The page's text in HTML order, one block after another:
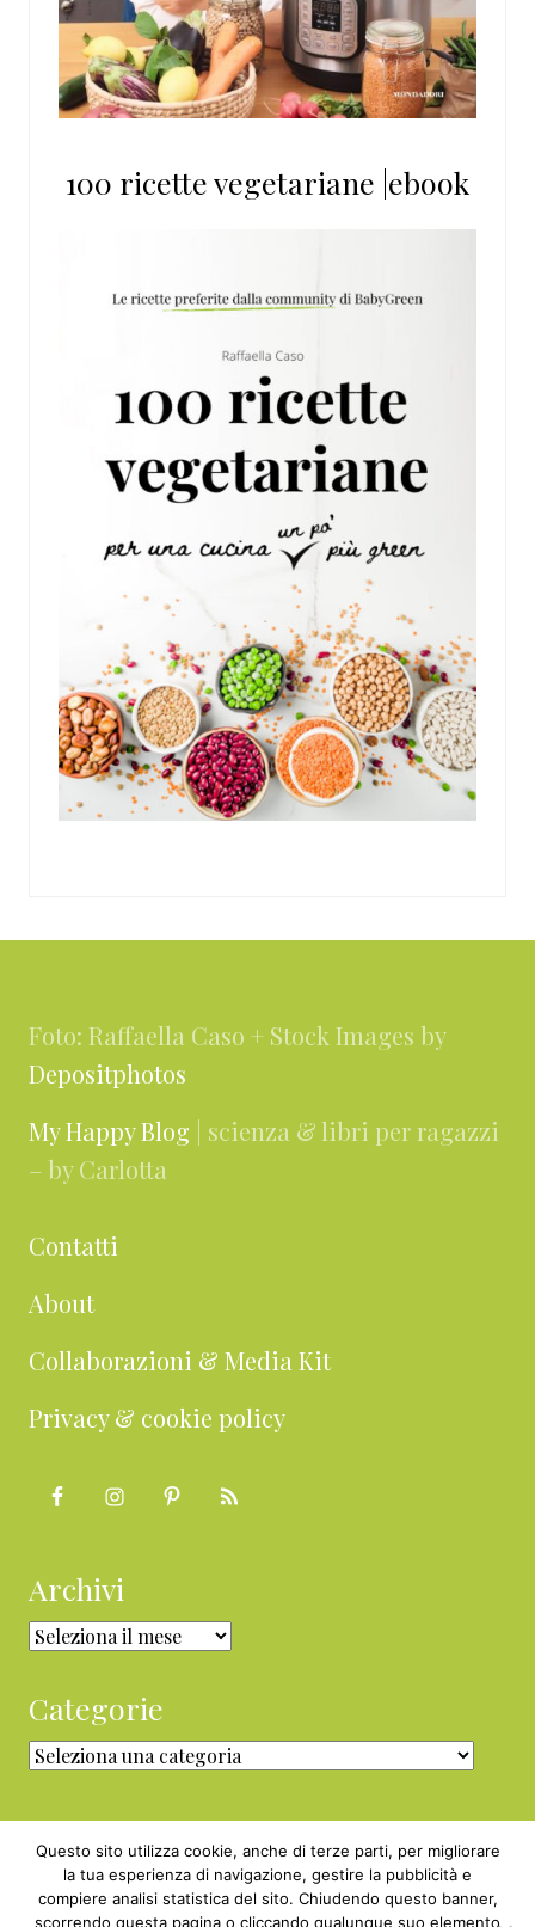
100 ricette vegetariane |ebook
Foto: Raffaella Caso + Stock Images by
Depositphotos
My Happy Blog | scienza & libri per ragazzi
– by Carlotta
Contatti
About
Collaborazioni & Media Kit
Privacy & cookie policy
Archivi
Archivi
Categorie
Categorie
Copyright © 2010 - 2026 BabyGreen™ ·
Questo sito utilizza cookie, anche di terze parti, per migliorare
la tua esperienza di navigazione, gestire la pubblicità e
compiere analisi statistica del sito. Chiudendo questo banner,
scorrendo questa pagina o cliccando qualunque suo elemento